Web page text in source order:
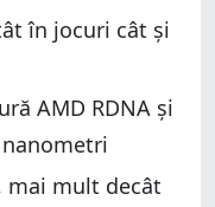
în jocuri cât și
AMD RDNA și
mai mult decât